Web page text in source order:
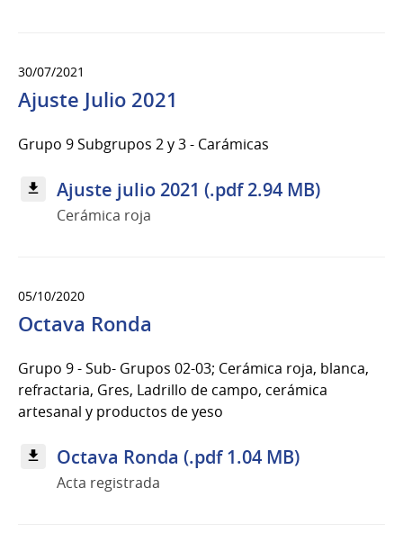
30/07/2021
Ajuste Julio 2021
Grupo 9 Subgrupos 2 y 3 - Carámicas
Ajuste julio 2021 (.pdf 2.94 MB)
Cerámica roja
05/10/2020
Octava Ronda
Grupo 9 - Sub- Grupos 02-03; Cerámica roja, blanca,
refractaria, Gres, Ladrillo de campo, cerámica
artesanal y productos de yeso
Octava Ronda (.pdf 1.04 MB)
Acta registrada